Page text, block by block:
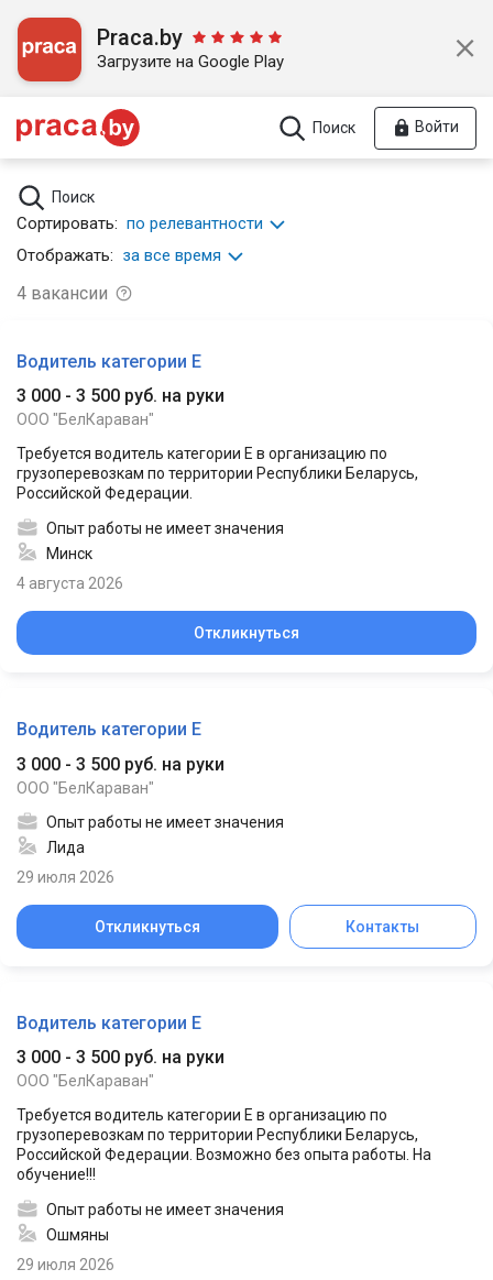
Praca.by
Загрузите на Google Play
Поиск Войти
Поиск
Сортировать: по релевантности
Отображать: за все время
4 вакансии
Водитель категории Е
3 000 - 3 500 руб. на руки
ООО "БелКараван"
Требуется водитель категории Е в организацию по
грузоперевозкам по территории Республики Беларусь,
Российской Федерации.
Опыт работы не имеет значения
Минск
4 августа 2026
Откликнуться
Водитель категории Е
3 000 - 3 500 руб. на руки
ООО "БелКараван"
Опыт работы не имеет значения
Лида
29 июля 2026
Откликнуться Контакты
Водитель категории Е
3 000 - 3 500 руб. на руки
ООО "БелКараван"
Требуется водитель категории Е в организацию по
грузоперевозкам по территории Республики Беларусь,
Российской Федерации. Возможно без опыта работы. На
обучение!!!
Опыт работы не имеет значения
Ошмяны
29 июля 2026